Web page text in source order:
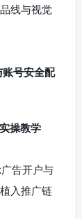
线与视觉
号安全配
操教学
告开户与
入推广链